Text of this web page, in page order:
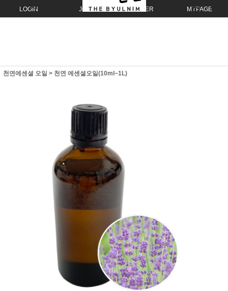
LOGIN JOIN ORDER MYPAGE
천연에센셜 오일 > 천연 에센셜오일(10ml~1L)